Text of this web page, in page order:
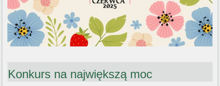
Konkurs na największą moc